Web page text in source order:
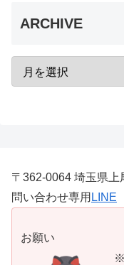
ARCHIVE
〒362-0064 埼玉県
問い合わせ専用 LINE
お願い
※